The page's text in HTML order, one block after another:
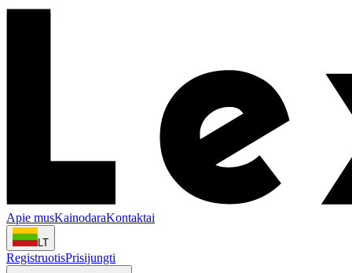
Apie musKainodaraKontaktai
LT
RegistruotisPrisijungti